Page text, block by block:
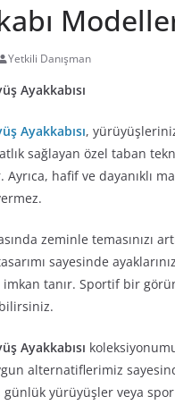
Yetkili Danışman
Ayakkabısı
Ayakkabısı,
sağlayan özel taban
Ayrıca, hafif ve dayanıklı
zeminle temasınızı
sayesinde
imkan tanır. Sportif bir
Ayakkabısı
alternatiflerimiz
yürüyüşler veya